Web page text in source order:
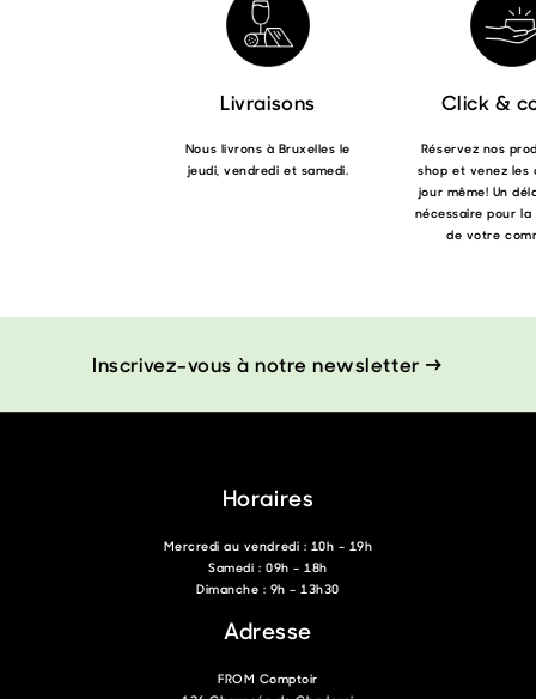
Livraisons
Nous livrons à Bruxelles le
jeudi, vendredi et samedi.
Click &
Réservez nos
shop et venez les
jour même! Un
nécessaire pour
de votre
Inscrivez-vous à notre newsletter →
Horaires
Mercredi au vendredi : 10h – 19h
Samedi : 09h – 18h
Dimanche : 9h – 13h30
Adresse
FROM Comptoir